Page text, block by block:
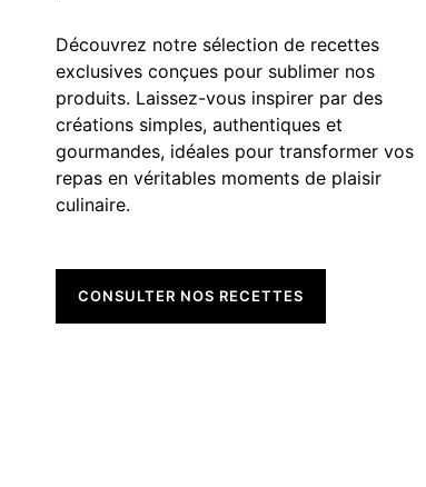
Découvrez notre sélection de recettes
exclusives conçues pour sublimer nos
produits. Laissez-vous inspirer par des
créations simples, authentiques et
gourmandes, idéales pour transformer vos
repas en véritables moments de plaisir
culinaire.
CONSULTER NOS RECETTES